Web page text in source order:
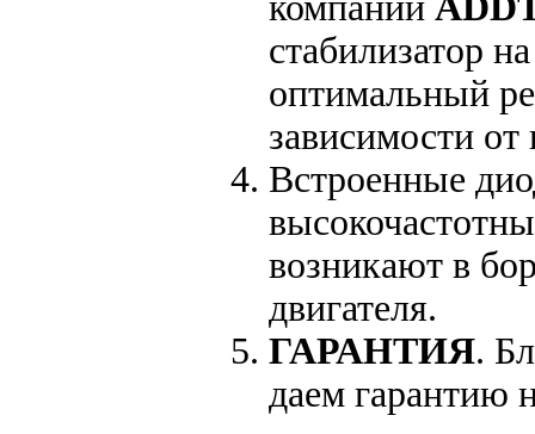
стабилизатор
оптимальный
зависимости
Встроенные
возникают в
двигателя.
ГАРАНТИЯ.
даем гарантию